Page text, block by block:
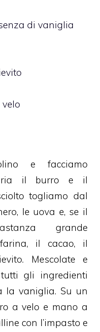
di vaniglia
e facciamo
il burro e il
togliamo dal
le uova e, se il
grande
il cacao, il
Mescolate e
gli ingredienti
la vaniglia. Su un
a velo e mano a
con l’impasto e